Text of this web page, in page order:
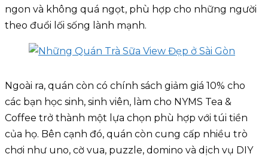
ngon và không quá ngọt, phù hợp cho những người
theo đuổi lối sống lành mạnh.
Ngoài ra, quán còn có chính sách giảm giá 10% cho
các bạn học sinh, sinh viên, làm cho NYMS Tea &
Coffee trở thành một lựa chọn phù hợp với túi tiền
của họ. Bên cạnh đó, quán còn cung cấp nhiều trò
chơi như uno, cờ vua, puzzle, domino và dịch vụ DIY